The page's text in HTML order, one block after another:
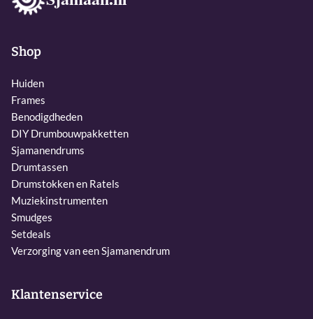
Shop
Huiden
Frames
Benodigdheden
DIY Drumbouwpakketten
Sjamanendrums
Drumtassen
Drumstokken en Ratels
Muziekinstrumenten
Smudges
Setdeals
Verzorging van een Sjamanendrum
Klantenservice